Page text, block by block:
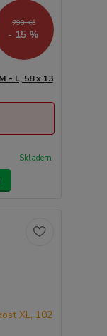
790 Kč
- 15 %
- L, 58 x 13
Skladem